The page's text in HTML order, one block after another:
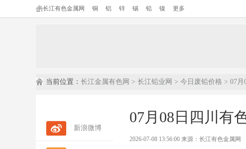
长江有色金属网 铜 铝 锌 锡 铅 镍 更多
当前位置： 长江金属有色网 > 长江铅业网 > 今日废铅价格 > 07
新浪微博
07月08日四川有
2026-07-08 13:56:00 来源：长江有色金属网